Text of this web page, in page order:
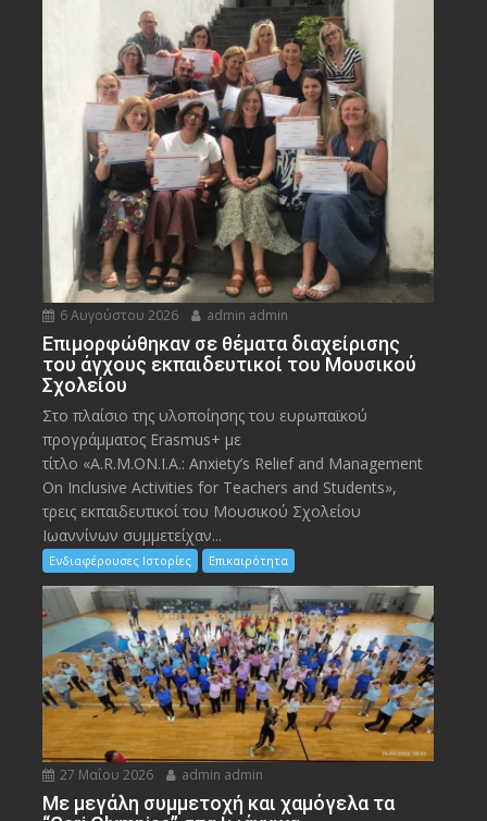
6 Αυγούστου 2026 admin admin
Eπιμορφώθηκαν σε θέματα διαχείρισης
του άγχους εκπαιδευτικοί του Μουσικού
Σχολείου
Στο πλαίσιο της υλοποίησης του ευρωπαϊκού
προγράμματος Erasmus+ με
τίτλο «A.R.M.ON.I.A.: Anxiety’s Relief and Management
On Inclusive Activities for Teachers and Students»,
τρεις εκπαιδευτικοί του Μουσικού Σχολείου
Ιωαννίνων συμμετείχαν...
Ενδιαφέρουσες Ιστορίες Επικαιρότητα
27 Μαΐου 2026 admin admin
Με μεγάλη συμμετοχή και χαμόγελα τα